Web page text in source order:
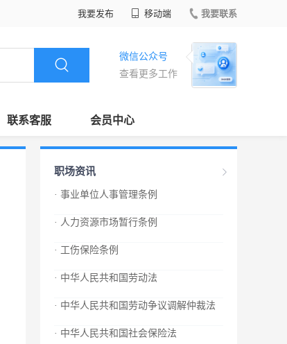
我要发布 移动端 我要联系
微信公众号
查看更多工作
联系客服 会员中心
职场资讯
· 事业单位人事管理条例
· 人力资源市场暂行条例
· 工伤保险条例
· 中华人民共和国劳动法
· 中华人民共和国劳动争议调解仲裁法
· 中华人民共和国社会保险法